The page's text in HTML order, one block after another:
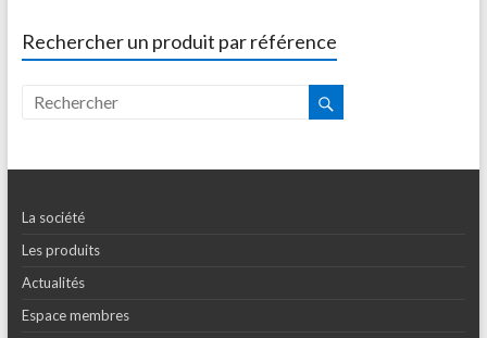
Rechercher un produit par référence
La société
Les produits
Actualités
Espace membres